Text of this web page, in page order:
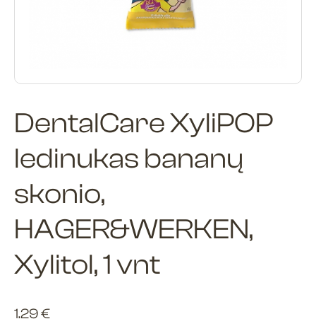
DentalCare XyliPOP
ledinukas bananų
skonio,
HAGER&WERKEN,
Xylitol, 1 vnt
1.29€